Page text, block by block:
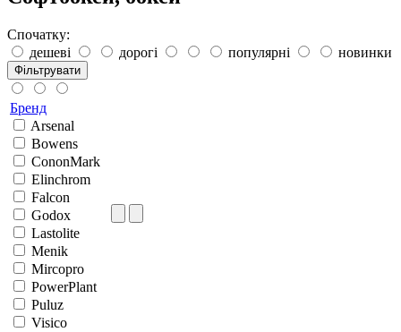
Спочатку:
дешеві
дорогі популярні новинки
Фільтрувати
Бренд
Arsenal
Bowens
CononMark
Elinchrom
Falcon
Godox
Lastolite
Menik
Mircopro
PowerPlant
Puluz
Visico